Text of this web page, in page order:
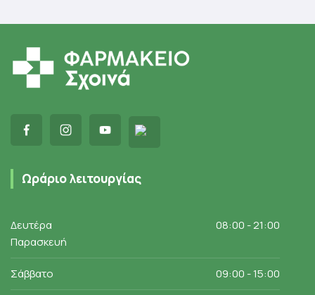
Ωράριο λειτουργίας
Δευτέρα
Παρασκευή
08:00 - 21:00
Σάββατο 09:00 - 15:00